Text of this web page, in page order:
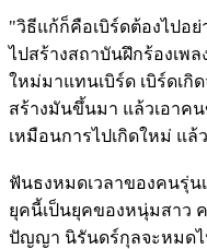
"วิธีแก้ก็คือเบิร์ดต้องไปอย่
ไปสร้างสถาบันฝึกร้องเพ
ใหม่มาแทนเบิร์ด เบิร์ดเกิ
สร้างมันขึ้นมา แล้วเอาค
เหมือนการไปเกิดใหม่ แล้
ฟันธงหมดเวลาของคนรุ่น
ยุคนี้เป็นยุคของหนุ่มสาว
ปัญญา นิรันดร์กุลจะหมดไ